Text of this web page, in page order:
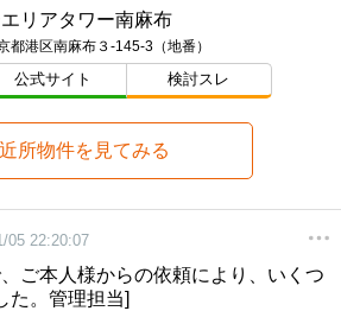
エリアタワー南麻布
都港区南麻布３-145-3（地番）
公式サイト 検討スレ
所物件を見てみる
05 22:20:07
ご本人様からの依頼により、いくつ
た。管理担当]